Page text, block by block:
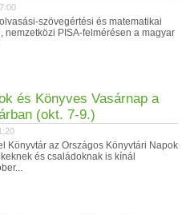
szövegértési és matematikai
nemzetközi PISA-felmérésen a magyar
és Könyves Vasárnap a
(okt. 7-9.)
Könyvtár az Országos Könyvtári Napok
és családoknak is kínál